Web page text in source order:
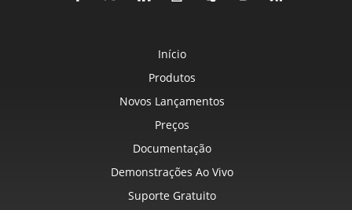
Início
Produtos
Novos Lançamentos
Preços
Documentação
Demonstrações Ao Vivo
Suporte Gratuito